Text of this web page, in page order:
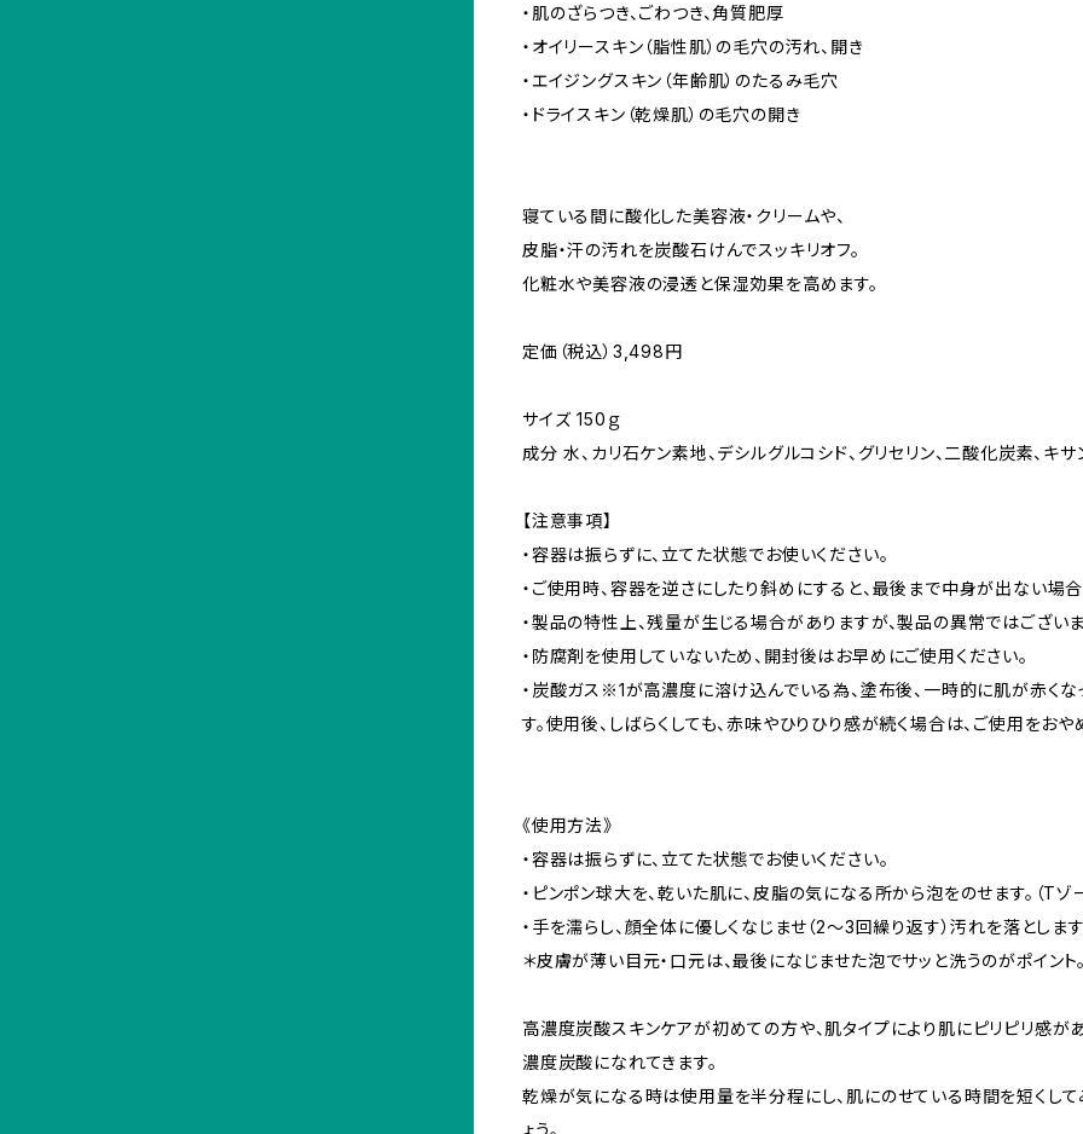
・肌のざらつき、ごわつき、角質肥厚
・オイリースキン（脂性肌）の毛穴の汚れ、開き
・エイジングスキン（年齢肌）のたるみ毛穴
・ドライスキン（乾燥肌）の毛穴の開き
寝ている間に酸化した美容液・クリームや、
皮脂・汗の汚れを炭酸石けんでスッキリオフ。
化粧水や美容液の浸透と保湿効果を高めます。
定価（税込）3,498円
サイズ 150ｇ
成分 水、カリ石ケン素地、デシルグルコシド、グリセリン、二酸化炭素、キ
【注意事項】
・容器は振らずに、立てた状態でお使いください。
・ご使用時、容器を逆さにしたり斜めにすると、最後まで中身が出ない場
・製品の特性上、残量が生じる場合がありますが、製品の異常ではござい
・防腐剤を使用していないため、開封後はお早めにご使用ください。
・炭酸ガス※1が高濃度に溶け込んでいる為、塗布後、一時的に肌が赤く
す。使用後、しばらくしても、赤味やひりひり感が続く場合は、ご使用をおや
《使用方法》
・容器は振らずに、立てた状態でお使いください。
・ピンポン球大を、乾いた肌に、皮脂の気になる所から泡をのせます。（Tゾ
・手を濡らし、顔全体に優しくなじませ（2～3回繰り返す）汚れを落とします
＊皮膚が薄い目元・口元は、最後になじませた泡でサッと洗うのがポイント
高濃度炭酸スキンケアが初めての方や、肌タイプにより肌にピリピリ感が
濃度炭酸になれてきます。
乾燥が気になる時は使用量を半分程にし、肌にのせている時間を短くし